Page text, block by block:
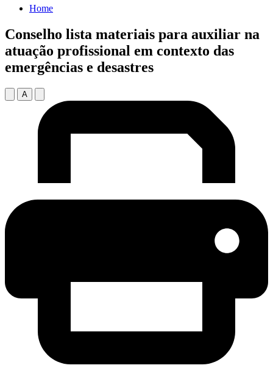
Home
Conselho lista materiais para auxiliar na
atuação profissional em contexto das
emergências e desastres
A